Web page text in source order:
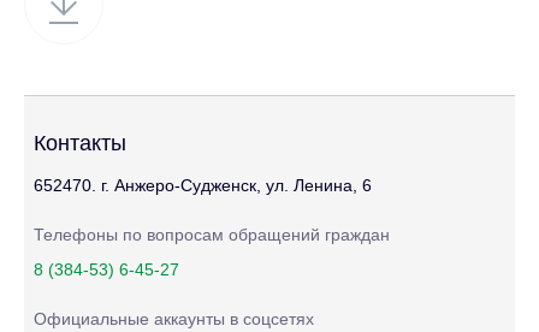
Контакты
652470. г. Анжеро-Судженск, ул. Ленина, 6
Телефоны по вопросам обращений граждан
8 (384-53) 6-45-27
Официальные аккаунты в соцсетях